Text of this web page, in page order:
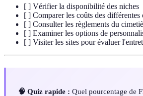
[ ] Vérifier la disponibilité des niches
[ ] Comparer les coûts des différentes
[ ] Consulter les règlements du
[ ] Examiner les options de
[ ] Visiter les sites pour évaluer
🧠 Quiz rapide : Quel pourcentage de